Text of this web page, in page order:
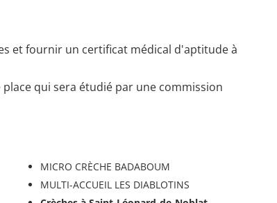
et fournir un certificat médical d'aptitude à
qui sera étudié par une commission
MICRO CRÈCHE BADABOUM
MULTI-ACCUEIL LES DIABLOTINS